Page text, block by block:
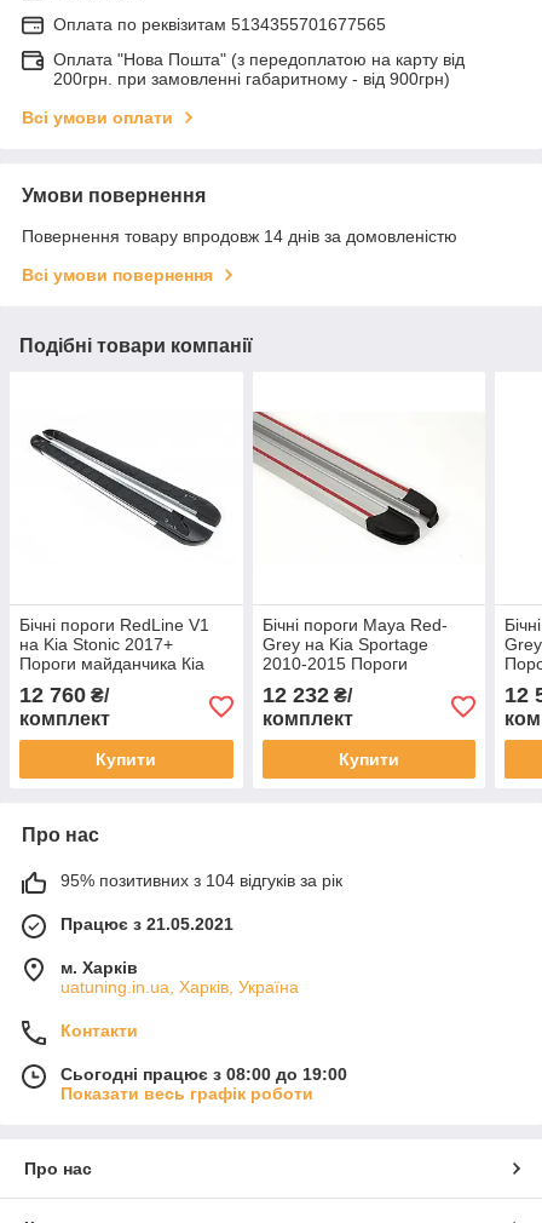
Оплата по реквiзитам 5134355701677565
Оплата "Нова Пошта" (з передоплатою на карту від
200грн. при замовленні габаритному - від 900грн)
Всі умови оплати
Умови повернення
Повернення товару впродовж 14 днів за домовленістю
Всі умови повернення
Подібні товари компанії
Бічні пороги RedLine V1
на Kia Stonic 2017+
Пороги майданчика Кіа
Стонік 2 шт.
12 760 ₴/
комплект
Купити
Бічні пороги Maya Red-
Grey на Kia Sportage
2010-2015 Пороги
майданчика Кіа
Спортейдж 2 шт.
12 232₴/
комплект
Купити
12
Про нас
95% позитивних з 104 відгуків за рік
Працює з 21.05.2021
м. Харків
uatuning.in.ua, Харків, Україна
Контакти
Сьогодні працює з 08:00 до 19:00
Показати весь графік роботи
Про нас